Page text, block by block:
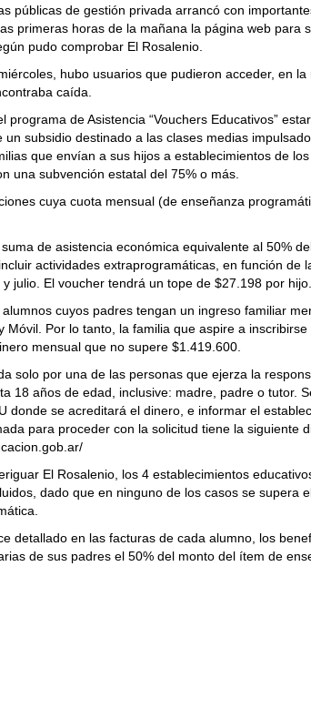
públicas de gestión privada arrancó con
primeras horas de la mañana la página web para
pudo comprobar El Rosalenio.
hubo usuarios que pudieron acceder, en la
caída.
programa de Asistencia “Vouchers Educativos”
subsidio destinado a las clases medias
que envían a sus hijos a establecimientos de
una subvención estatal del 75% o más.
cuya cuota mensual (de enseñanza
de asistencia económica equivalente al 50%
actividades extraprogramáticas, en función de
julio. El voucher tendrá un tope de $27.198 por hijo.
cuyos padres tengan un ingreso familiar
Móvil. Por lo tanto, la familia que aspire a
mensual que no supere $1.419.600.
solo por una de las personas que ejerza la
18 años de edad, inclusive: madre, padre o tutor.
donde se acreditará el dinero, e informar el
para proceder con la solicitud tiene la siguiente
El Rosalenio, los 4 establecimientos
dado que en ninguno de los casos se supera
detallado en las facturas de cada alumno, los
de sus padres el 50% del monto del ítem de